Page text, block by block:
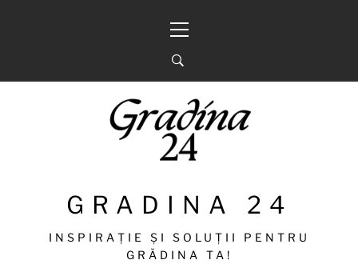
principal
GRADINA 24
INSPIRAȚIE ȘI SOLUȚII PENTRU
GRĂDINA TA!